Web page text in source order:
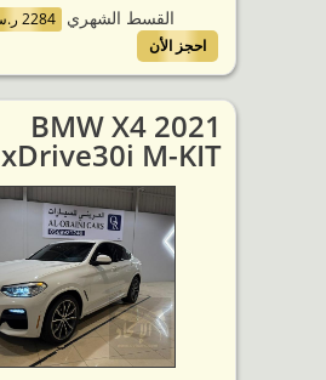
القسط الشهري 2284 ر.س
احجز الأن
2021 BMW X4
xDrive30i M-KIT..